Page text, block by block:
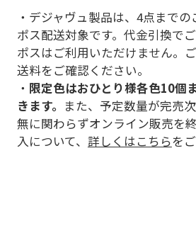
・デジャヴュ製品は、4点まで
ポス配送対象です。代金引換で
ポスはご利用いただけません。
送料をご確認ください。
・ 限定色はおひとり様各色10個
きます。 また、予定数量が完売
無に関わらずオンライン販売を
入について、 詳しくはこちらを